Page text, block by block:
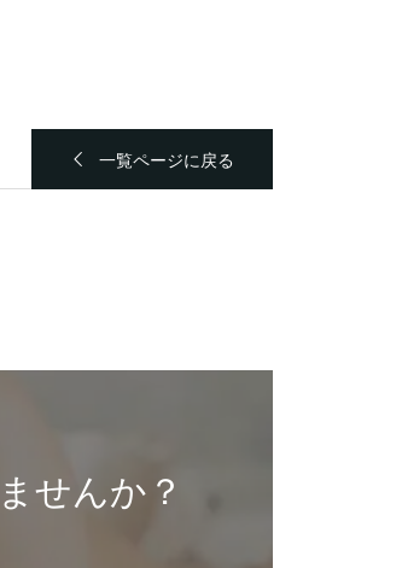
一覧ページに戻る
せんか？